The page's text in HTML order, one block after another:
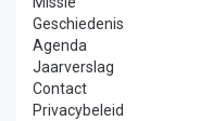
Geschiedenis
Agenda
Jaarverslag
Contact
Privacybeleid